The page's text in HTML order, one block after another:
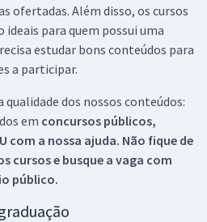
ofertadas. Além disso, os cursos
para quem possui uma
estudar bons conteúdos para
a participar.
dos nossos conteúdos:
em concursos públicos,
com a nossa ajuda. Não fique de
cursos e busque a vaga com
público.